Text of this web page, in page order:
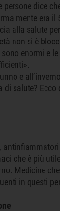
persone dice
era il
alla salute
non si è
enormi e
e
di salute?
antinfiammatori
che è più
Medicine
in questi